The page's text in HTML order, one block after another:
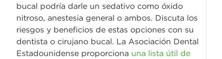
bucal podría darle un sedativo como óxido
nitroso, anestesia general o ambos. Discuta los
riesgos y beneficios de estas opciones con su
dentista o cirujano bucal. La Asociación Dental
Estadounidense proporciona una lista útil de